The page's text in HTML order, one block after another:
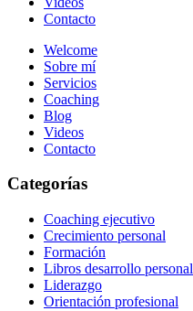
Contacto
Welcome
Sobre mí
Servicios
Coaching
Blog
Videos
Contacto
Categorías
Coaching ejecutivo
Crecimiento personal
Formación
Libros desarrollo personal
Liderazgo
Orientación profesional